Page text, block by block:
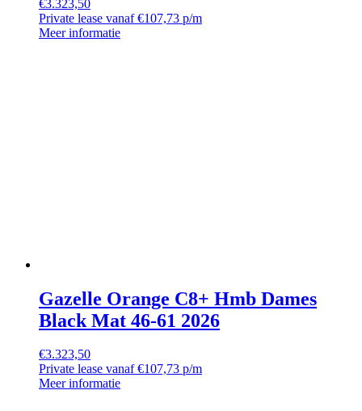
€3.323,50
Private lease vanaf €107,73 p/m
Meer informatie
Gazelle Orange C8+ Hmb Dames
Black Mat 46-61 2026
€3.323,50
Private lease vanaf €107,73 p/m
Meer informatie